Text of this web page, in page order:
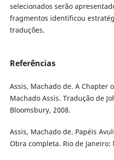
selecionados serão
fragmentos identificou
traduções.
Referências
Assis, Machado de. A Chapter
Machado Assis. Tradução de
Bloomsbury, 2008.
Assis, Machado de. Papéis
Obra completa. Rio de